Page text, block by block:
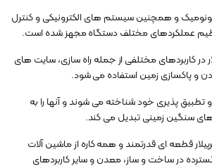
و همچنین سیستم های الکترونیکی و کنترل
عملکردهای مختلف دستگاه مجهز شده است.
در کاربردهای مختلفی از جمله راه سازی، سایت های
و پاکسازی زمین استفاده می شود.
تطبیق پذیری خود شناخته می شوند و آنها را به
سنگین زمینی تبدیل می کند.
قطعه ای قدرتمند و همه کاره از ماشین آلات
در ساخت و ساز، معدن و سایر کاربردهای